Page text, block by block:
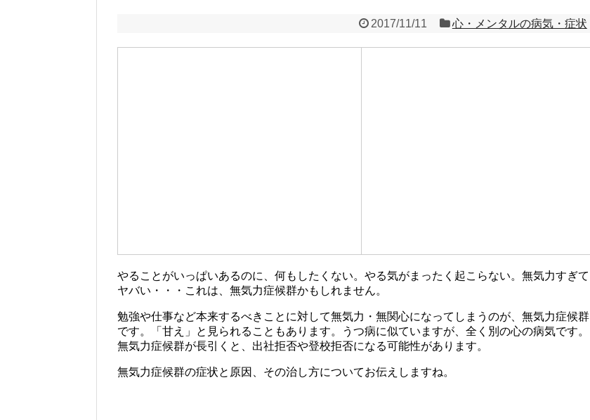
2017/11/11 心・メンタルの病気・症状
やることがいっぱいあるのに、何もしたくない。やる気がまったく起こらない。無気力すぎて
ヤバい・・・これは、無気力症候群かもしれません。
勉強や仕事など本来するべきことに対して無気力・無関心になってしまうのが、無気力症候群
です。「甘え」と見られることもあります。うつ病に似ていますが、全く別の心の病気です。
無気力症候群が長引くと、出社拒否や登校拒否になる可能性があります。
無気力症候群の症状と原因、その治し方についてお伝えしますね。